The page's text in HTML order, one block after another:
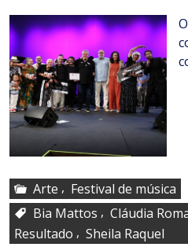
Arte , Festival de música
Bia Mattos , Cláudia
Resultado , Sheila Raquel